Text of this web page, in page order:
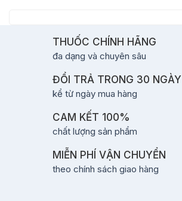
THUỐC CHÍNH HÃNG
đa dạng và chuyên sâu
ĐỔI TRẢ TRONG 30 NGÀY
kể từ ngày mua hàng
CAM KẾT 100%
chất lượng sản phẩm
MIỄN PHÍ VẬN CHUYỂN
theo chính sách giao hàng